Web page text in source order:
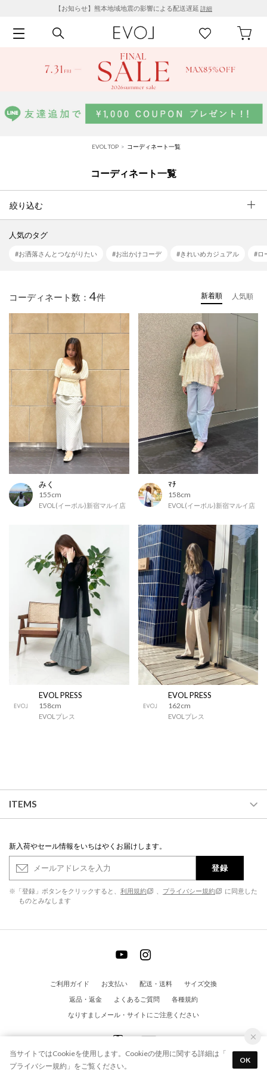
【お知らせ】熊本地域地震の影響による配送遅延 詳細
EVOL TOP コーディネート一覧
コーディネート一覧
絞り込む
人気のタグ
#お洒落さんとつながりたい #お出かけコーデ #きれいめカジュアル #ロ
コーディネート数： 4件 新着順 人気順
みく
155cm
EVOL(イーボル)新宿マルイ店
ﾏﾁ
158cm
EVOL(イーボル)新宿マルイ店
EVOL PRESS
158cm
EVOLプレス
EVOL PRESS
162cm
EVOLプレス
ITEMS
新入荷やセール情報をいちはやくお届けします。
登録
※「登録」ボタンをクリックすると、 利用規約 プライバシー規約
に同意した
ものとみなします
ご利用ガイド お支払い 配送・送料
サイズ交換
返品・返金
よくあるご質問
各種規約
なりすましメール・サイトにご注意ください
© EVOL All Rights Reserved
当サイトではCookieを使用します。Cookieの使用に関する詳細は「
プライバシー規約 」をご覧ください。
OK